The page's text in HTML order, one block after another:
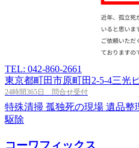
TEL: 042-860-2661
東京都町田市原町田2-5-4三光
24時間365日 問合せ受付
特殊清掃 孤独死の現場 遺品整
駆除
コーワフィックス